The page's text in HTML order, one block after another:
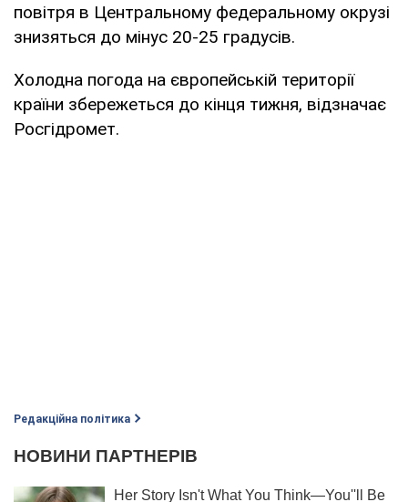
повітря в Центральному федеральному окрузі
знизяться до мінус 20-25 градусів.
Холодна погода на європейській території
країни збережеться до кінця тижня, відзначає
Росгідромет.
Редакційна політика